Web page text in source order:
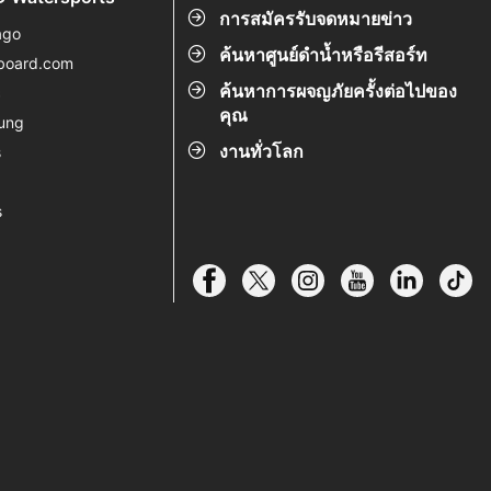
การสมัครรับจดหมายข่าว
ค้นหาศูนย์ดำน้ำหรือรีสอร์ท
ค้นหาการผจญภัยครั้งต่อไปของ
คุณ
งานทั่วโลก